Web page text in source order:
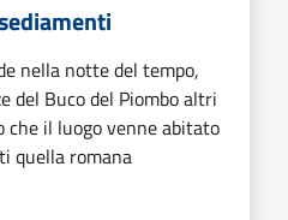
nella notte del tempo,
del Buco del Piombo altri
il luogo venne abitato
quella romana